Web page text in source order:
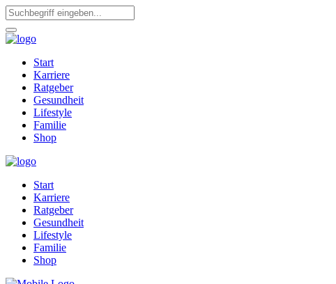
Start
Karriere
Ratgeber
Gesundheit
Lifestyle
Familie
Shop
Start
Karriere
Ratgeber
Gesundheit
Lifestyle
Familie
Shop